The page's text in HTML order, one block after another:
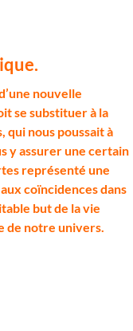
nouvelle
se substituer à la
qui nous poussait à
y assurer une certain
représenté une
coïncidences dans
but de la vie
de notre univers.